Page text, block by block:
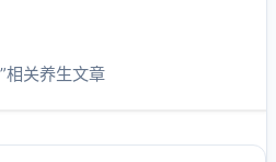
相关养生文章